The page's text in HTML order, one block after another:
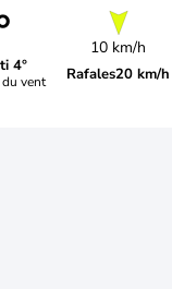
4°
vent
10 km/h
Rafales20 km/h